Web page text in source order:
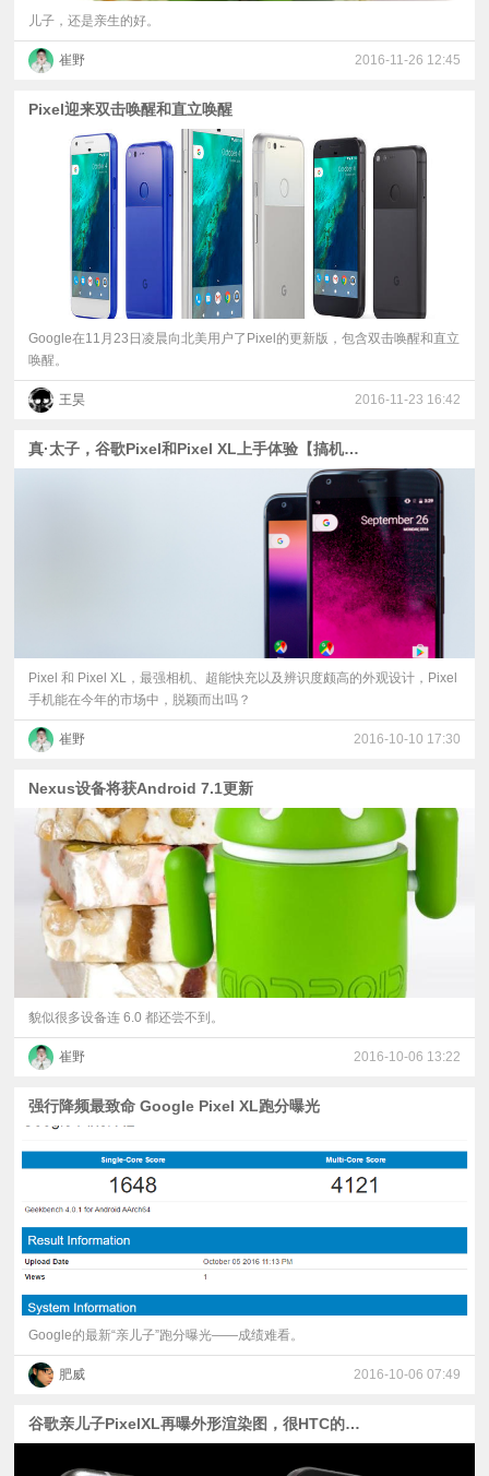
儿子，还是亲生的好。
崔野 2016-11-26 12:45
Pixel迎来双击唤醒和直立唤醒
Google在11月23日凌晨向北美用户了Pixel的更新版，包含双击唤醒和直立
唤醒。
王昊 2016-11-23 16:42
真·太子，谷歌Pixel和Pixel XL上手体验【搞机啦字幕组】
Pixel 和 Pixel XL，最强相机、超能快充以及辨识度颇高的外观设计，Pixel
手机能在今年的市场中，脱颖而出吗？
崔野 2016-10-10 17:30
Nexus设备将获Android 7.1更新
貌似很多设备连 6.0 都还尝不到。
崔野 2016-10-06 13:22
强行降频最致命 Google Pixel XL跑分曝光
Google的最新“亲儿子”跑分曝光——成绩难看。
肥威 2016-10-06 07:49
谷歌亲儿子PixelXL再曝外形渲染图，很HTC的味道